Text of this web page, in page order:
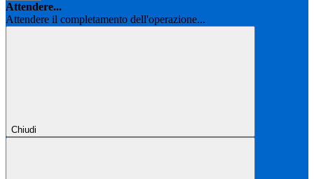
Attendere...
Attendere il completamento dell'operazione...
Chiudi